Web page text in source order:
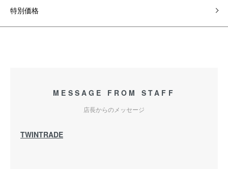
特別価格
MESSAGE FROM STAFF
店長からのメッセージ
TWINTRADE